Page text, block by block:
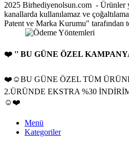
2025 Birhediyenolsun.com - Ürünler
kanallarda kullanılamaz ve
Patent ve Marka Kurumu" tarafından
❤️ '' BU GÜNE ÖZEL
❤️☺️BU GÜNE ÖZEL TÜM
2.ÜRÜNDE EKSTRA %30
☺️❤️
Menü
Kategoriler